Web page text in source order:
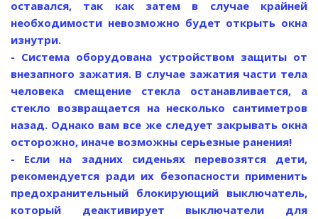
оставался, так как затем в случае крайней
необходимости невозможно будет открыть окна
изнутри.
- Система оборудована устройством защиты от
внезапного зажатия. В случае зажатия части тела
человека смещение стекла останавливается, а
стекло возвращается на несколько сантиметров
назад. Однако вам все же следует закрывать окна
осторожно, иначе возможны серьезные ранения!
- Если на задних сиденьях перевозятся дети,
рекомендуется ради их безопасности применить
предохранительный блокирующий выключатель,
который деактивирует выключатели для